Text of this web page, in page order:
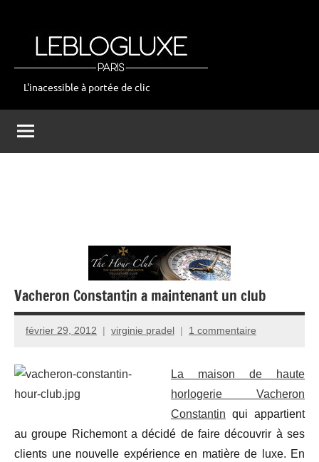
leblogluxe
L'inacessible à portée de clic
Vacheron Constantin a maintenant un club
février 29, 2012 virginie pradel 1 commentaire
La maison de haute
horlogerie Vacheron
Constantin qui appartient
au groupe Richemont a décidé de faire découvrir à ses
clients une nouvelle expérience en matière de luxe. En